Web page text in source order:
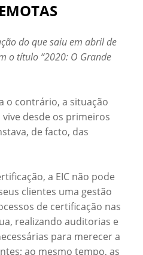
do que saiu em abril de
o título “2020: O Grande
o contrário, a situação
desde os primeiros
de facto, das
a EIC não pode
clientes uma gestão
de certificação nas
realizando auditorias e
para merecer a
ao mesmo tempo, as